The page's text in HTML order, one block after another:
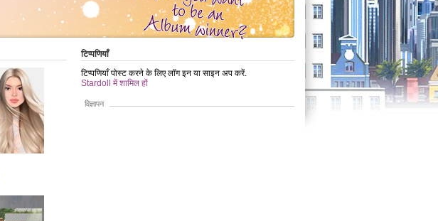
टिप्पणियाँ
टिप्पणियाँ पोस्ट करने के लिए लॉग इन या साइन अप करें.
Stardoll में शामिल हों
विज्ञापन